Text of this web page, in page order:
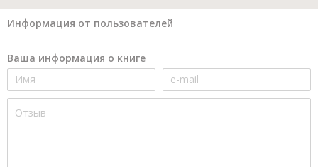
Информация от пользователей
Ваша информация о книге